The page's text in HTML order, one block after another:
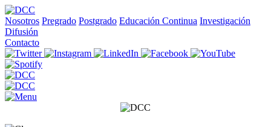
Nosotros Pregrado Postgrado Educación Continua Investigación
Difusión
Contacto